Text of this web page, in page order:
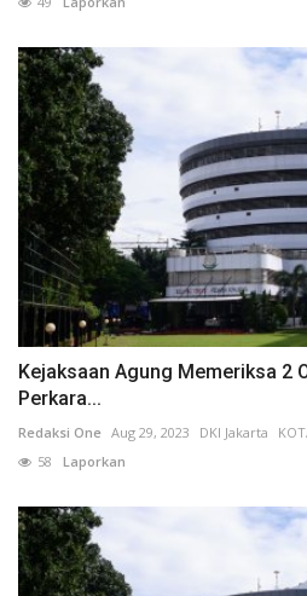
Kejaksaan Agung Memeriksa 2
Perkara...
Redaksi One Aug 29, 2023 DKI Jakarta
58 Laporkan